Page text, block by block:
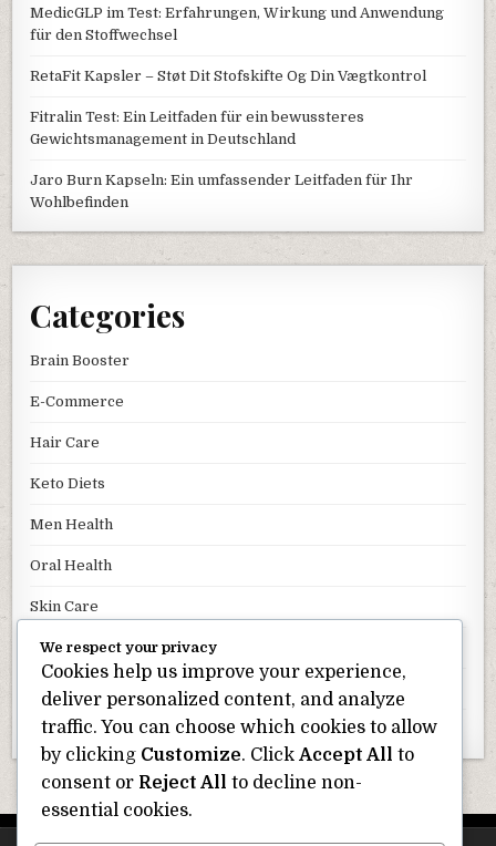
MedicGLP im Test: Erfahrungen, Wirkung und Anwendung
für den Stoffwechsel
RetaFit Kapsler – Støt Dit Stofskifte Og Din Vægtkontrol
Fitralin Test: Ein Leitfaden für ein bewussteres
Gewichtsmanagement in Deutschland
Jaro Burn Kapseln: Ein umfassender Leitfaden für Ihr
Wohlbefinden
Categories
Brain Booster
E-Commerce
Hair Care
Keto Diets
Men Health
Oral Health
Skin Care
Uncategorized
Weight Loss
Wellness
We respect your privacy
Cookies help us improve your experience,
deliver personalized content, and analyze
traffic. You can choose which cookies to allow
by clicking Customize. Click Accept All to
consent or Reject All to decline non-
essential cookies.